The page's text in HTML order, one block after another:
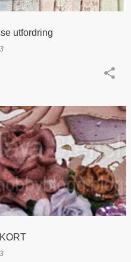
utfordring